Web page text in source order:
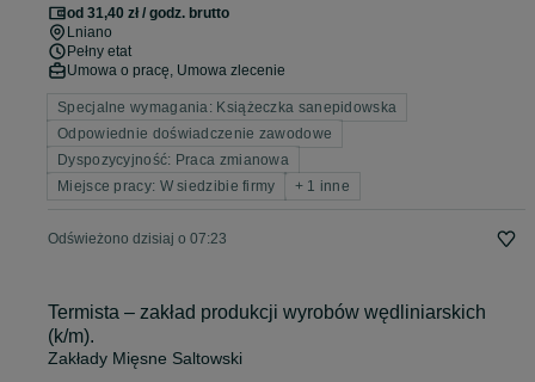
od 31,40 zł / godz. brutto
Lniano
Pełny etat
Umowa o pracę, Umowa zlecenie
Specjalne wymagania: Książeczka sanepidowska
Odpowiednie doświadczenie zawodowe
Dyspozycyjność: Praca zmianowa
Miejsce pracy: W siedzibie firmy
+ 1 inne
Odświeżono dzisiaj o 07:23
Termista – zakład produkcji wyrobów wędliniarskich
(k/m).
Zakłady Mięsne Saltowski